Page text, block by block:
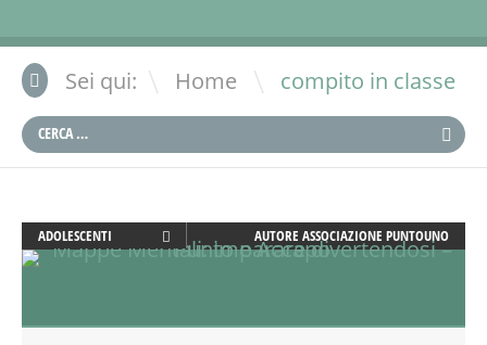
Sei qui: Home \ compito in classe
ADOLESCENTI
ADULTI
AUTORE ASSOCIAZIONE PUNTOUNO